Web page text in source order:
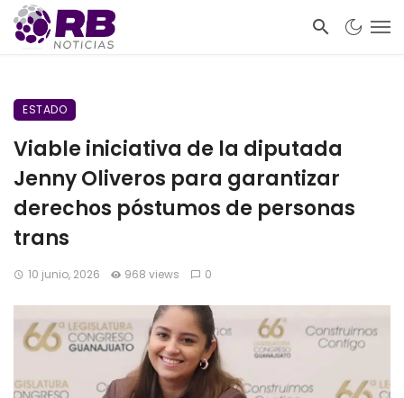
ESTADO
Viable iniciativa de la diputada
Jenny Oliveros para garantizar
derechos póstumos de personas
trans
10 junio, 2026 968 views 0